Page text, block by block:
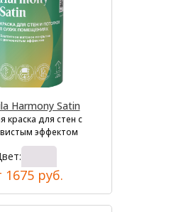
Harmony Satin
краска для стен с
эффектом
1675 руб.